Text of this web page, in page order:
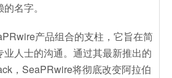
名字。
产品组合的支柱，它旨在简
人士的沟通。通过其最新推出的
，SeaPRwire将彻底改变阿拉伯